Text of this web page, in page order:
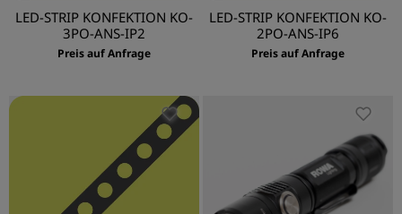
LED-STRIP KONFEKTION KO-
3PO-ANS-IP2
Preis auf Anfrage
LED-STRIP KONFEKTION KO-
2PO-ANS-IP6
Preis auf Anfrage